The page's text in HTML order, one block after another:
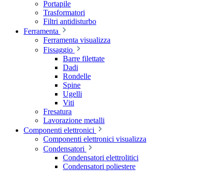
Portapile
Trasformatori
Filtri antidisturbo
Ferramenta
Ferramenta visualizza
Fissaggio
Barre filettate
Dadi
Rondelle
Spine
Ugelli
Viti
Fresatura
Lavorazione metalli
Componenti elettronici
Componenti elettronici visualizza
Condensatori
Condensatori elettrolitici
Condensatori poliestere